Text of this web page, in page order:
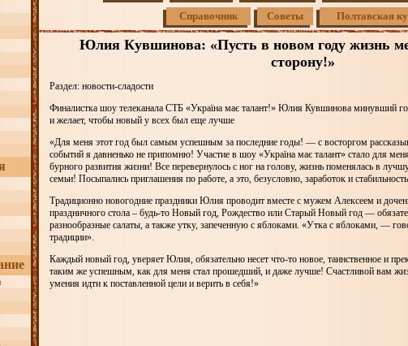
Справочник Советы Полтавская
Юлия Кувшинова: «Пусть в новом году жизнь
сторону!»
Раздел: новости-сладости
Финалистка шоу телеканала СТБ «Україна має талант!» Юлия Кувшинова минувший
и желает, чтобы новый у всех был еще лучше
«Для меня этот год был самым успешным за последние годы! — с восторгом
событий я давненько не припомню! Участие в шоу «Україна має талант» стало для
бурного развития жизни! Все перевернулось с ног на голову, жизнь поменялась в
семьи! Посыпались приглашения по работе, а это, безусловно, заработок и
Традиционно новогодние праздники Юлия проводит вместе с мужем Алексеем и
праздничного стола – будь-то Новый год, Рождество или Старый Новый год —
разнообразные салаты, а также утку, запеченную с яблоками. «Утка с яблоками, —
традиции».
Каждый новый год, уверяет Юлия, обязательно несет что-то новое, таинственное и
таким же успешным, как для меня стал прошедший, и даже лучше! Счастливой вам
умения идти к поставленной цели и верить в себя!»